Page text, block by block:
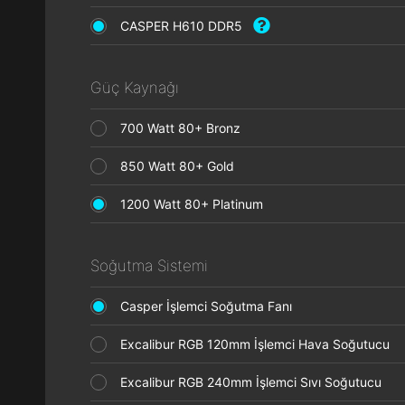
CASPER H610 DDR5
Güç Kaynağı
700 Watt 80+ Bronz
850 Watt 80+ Gold
1200 Watt 80+ Platinum
Soğutma Sistemi
Casper İşlemci Soğutma Fanı
Excalibur RGB 120mm İşlemci Hava Soğutucu
Excalibur RGB 240mm İşlemci Sıvı Soğutucu